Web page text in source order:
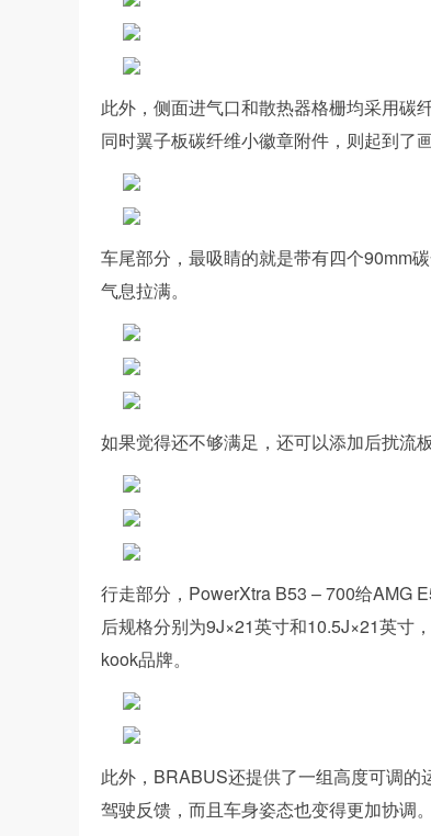
此外，侧面进气口和散热器格栅均采用碳
同时翼子板碳纤维小徽章附件，则起到了
车尾部分，最吸睛的就是带有四个90mm
气息拉满。
如果觉得还不够满足，还可以添加后扰流
行走部分，PowerXtra B53 – 700给AMG
后规格分别为9J×21英寸和10.5J×21英寸
kook品牌。
此外，BRABUS还提供了一组高度可调
驾驶反馈，而且车身姿态也变得更加协调。